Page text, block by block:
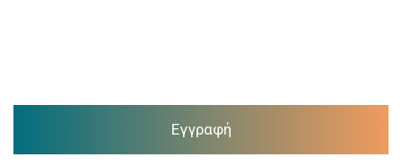
Εγγραφή